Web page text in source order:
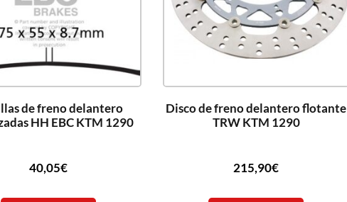
de freno delantero
HH EBC KTM 1290
40,05€
Disco de freno delantero flotante
TRW KTM 1290
215,90€